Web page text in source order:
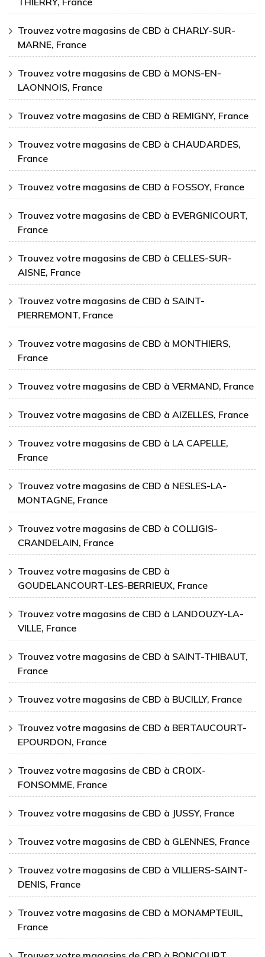
Trouvez votre magasins de CBD à CHARLY-SUR-
MARNE, France
Trouvez votre magasins de CBD à MONS-EN-
LAONNOIS, France
Trouvez votre magasins de CBD à REMIGNY, France
Trouvez votre magasins de CBD à CHAUDARDES,
France
Trouvez votre magasins de CBD à FOSSOY, France
Trouvez votre magasins de CBD à EVERGNICOURT,
France
Trouvez votre magasins de CBD à CELLES-SUR-
AISNE, France
Trouvez votre magasins de CBD à SAINT-
PIERREMONT, France
Trouvez votre magasins de CBD à MONTHIERS,
France
Trouvez votre magasins de CBD à VERMAND, France
Trouvez votre magasins de CBD à AIZELLES, France
Trouvez votre magasins de CBD à LA CAPELLE,
France
Trouvez votre magasins de CBD à NESLES-LA-
MONTAGNE, France
Trouvez votre magasins de CBD à COLLIGIS-
CRANDELAIN, France
Trouvez votre magasins de CBD à
GOUDELANCOURT-LES-BERRIEUX, France
Trouvez votre magasins de CBD à LANDOUZY-LA-
VILLE, France
Trouvez votre magasins de CBD à SAINT-THIBAUT,
France
Trouvez votre magasins de CBD à BUCILLY, France
Trouvez votre magasins de CBD à BERTAUCOURT-
EPOURDON, France
Trouvez votre magasins de CBD à CROIX-
FONSOMME, France
Trouvez votre magasins de CBD à JUSSY, France
Trouvez votre magasins de CBD à GLENNES, France
Trouvez votre magasins de CBD à VILLIERS-SAINT-
DENIS, France
Trouvez votre magasins de CBD à MONAMPTEUIL,
France